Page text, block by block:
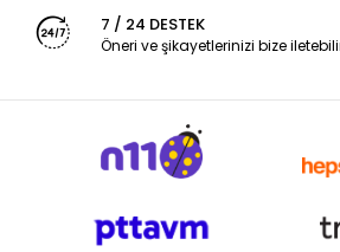
7 / 24 DESTEK
Öneri ve şikayetlerinizi bize